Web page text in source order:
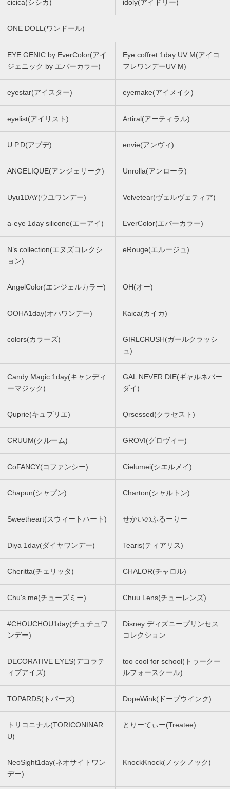
cicica(シシカ) idoly(アイドリー)
ONE DOLL(ワンドール)
EYE GENIC by EverColor(アイ
ジェニック by エバーカラー)
Eye coffret 1day UV M(アイコ
フレワンデーUV M)
eyestar(アイスター) eyemake(アイメイク)
eyelist(アイリスト) Artiral(アーティラル)
U.P.D(アプデ) envie(アンヴィ)
ANGELIQUE(アンジェリーク) Unrolla(アンローラ)
Uyu1DAY(ウユワンデー) Velvetear(ヴェルヴェティア)
a-eye 1day silicone(エーアイ) EverColor(エバーカラー)
N’s collection(エヌズコレクシ
ョン)
eRouge(エルージュ)
AngelColor(エンジェルカラー) OH(オー)
OOHA1day(オハワンデー) Kaica(カイカ)
colors(カラーズ)
GIRLCRUSH(ガールクラッシ
ュ)
Candy Magic 1day(キャンディ
ーマジック)
GAL NEVER DIE(ギャルネバー
ダイ)
Quprie(キュプリエ) Qrsessed(クラセスト)
CRUUM(クルーム) GROVI(グロヴィー)
CoFANCY(コファンシー) Cielumei(シエルメイ)
Chapun(シャプン) Charton(シャルトン)
Sweetheart(スウィートハート) せかいのふるーりー
Diya 1day(ダイヤワンデー) Tearis(ティアリス)
Cheritta(チェリッタ) CHALOR(チャロル)
Chu's me(チューズミー) Chuu Lens(チューレンズ)
#CHOUCHOU1day(チュチュワ
ンデー)
Disney ディズニープリンセス
コレクション
DECORATIVE EYES(デコラテ
ィブアイズ)
too cool for school(トゥークー
ルフォースクール)
TOPARDS(トパーズ) DopeWink(ドープウインク)
トリコニナル(TORICONINAR
U)
とりーてぃー(Treatee)
NeoSight1day(ネオサイトワン
デー)
KnockKnock(ノックノック)